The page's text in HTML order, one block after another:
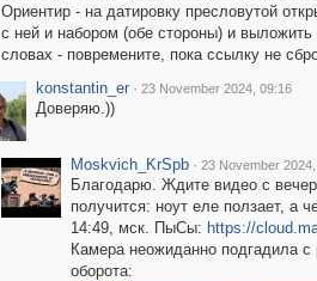
Ориентир - на датировку пресловутой
с ней и набором (обе стороны) и выложить
словах - повремените, пока ссылку не
konstantin_er · 23 November 2024, 09:16
Доверяю.))
Moskvich_KrSpb · 23 November
Благодарю. Ждите видео с
получится: ноут еле ползает, а
14:49, мск. ПыСы: https://
Камера неожиданно подгадила с
оборота: